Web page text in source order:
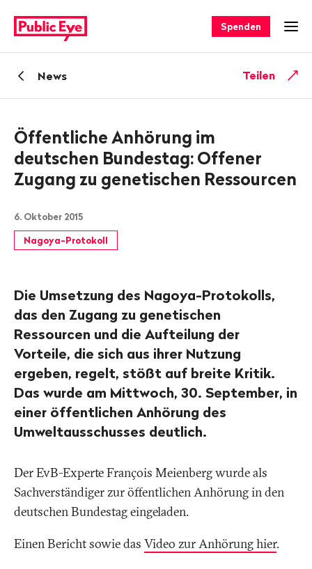
auf
publiceye.ch
Spenden
ZurückNews Teilen
Öffentliche Anhörung im
deutschen Bundestag: Offener
Zugang zu genetischen Ressourcen
6. Oktober 2015
Nagoya-Protokoll
Die Umsetzung des Nagoya-Protokolls,
das den Zugang zu genetischen
Ressourcen und die Aufteilung der
Vorteile, die sich aus ihrer Nutzung
ergeben, regelt, stößt auf breite Kritik.
Das wurde am Mittwoch, 30. September, in
einer öffentlichen Anhörung des
Umweltausschusses deutlich.
Der EvB-Experte François Meienberg wurde als
Sachverständiger zur öffentlichen Anhörung in den
deutschen Bundestag eingeladen.
Einen Bericht sowie das Video zur Anhörung hier.